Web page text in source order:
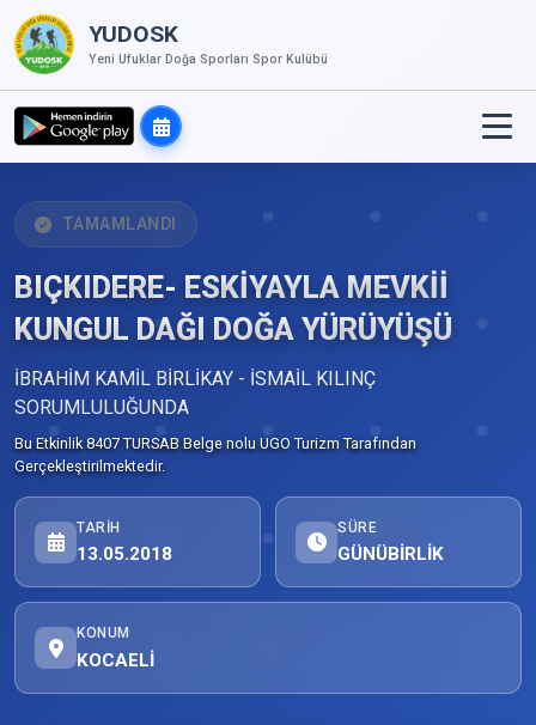
YUDOSK
Yeni Ufuklar Doğa Sporları Spor Kulübü
TAMAMLANDI
BIÇKIDERE- ESKİYAYLA MEVKİİ
KUNGUL DAĞI DOĞA YÜRÜYÜŞÜ
İBRAHİM KAMİL BİRLİKAY - İSMAİL KILINÇ
SORUMLULUĞUNDA
Bu Etkinlik 8407 TURSAB Belge nolu UGO Turizm Tarafından
Gerçekleştirilmektedir.
TARIH
13.05.2018
SÜRE
GÜNÜBİRLİK
KONUM
KOCAELİ